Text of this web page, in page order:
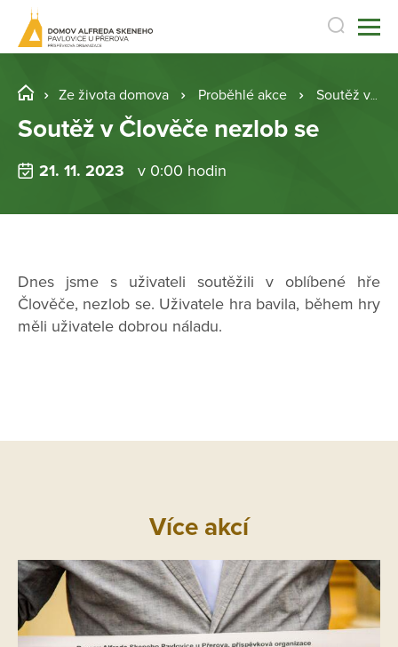
Ze života domova Proběhlé akce Soutěž v Člověče nezlob se
Soutěž v Člověče nezlob se
21. 11. 2023 v 0:00 hodin
Dnes jsme s uživateli soutěžili v oblíbené hře
Člověče, nezlob se. Uživatele hra bavila, během hry
měli uživatele dobrou náladu.
Více akcí